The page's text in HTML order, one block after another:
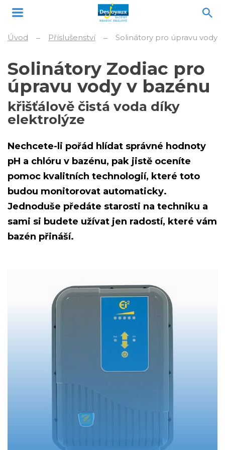
Úvod Příslušenství Solinátory pro úpravu vody
Solinátory Zodiac pro
úpravu vody v bazénu
křišťálově čistá voda díky
elektrolýze
Nechcete-li pořád hlídat správné hodnoty
pH a chlóru v bazénu, pak jistě oceníte
pomoc kvalitních technologií, které toto
budou monitorovat automaticky.
Jednoduše předáte starosti na techniku a
sami si budete užívat jen radostí, které vám
bazén přináší.